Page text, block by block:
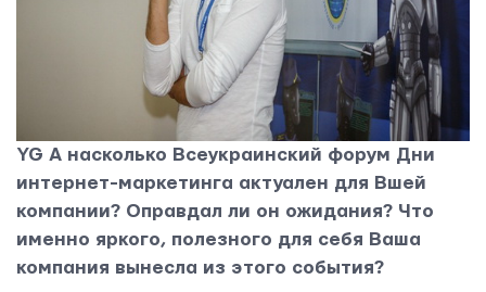
YG А насколько Всеукраинский форум Дни
интернет-маркетинга актуален для Вшей
компании? Оправдал ли он ожидания? Что
именно яркого, полезного для себя Ваша
компания вынесла из этого события?